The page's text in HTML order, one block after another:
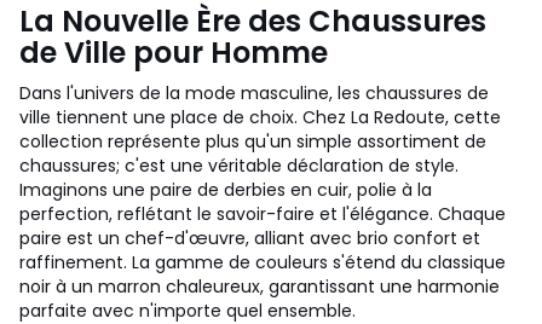
La Nouvelle Ère des Chaussures
de Ville pour Homme
Dans l'univers de la mode masculine, les chaussures de
ville tiennent une place de choix. Chez La Redoute, cette
collection représente plus qu'un simple assortiment de
chaussures; c'est une véritable déclaration de style.
Imaginons une paire de derbies en cuir, polie à la
perfection, reflétant le savoir-faire et l'élégance. Chaque
paire est un chef-d'œuvre, alliant avec brio confort et
raffinement. La gamme de couleurs s'étend du classique
noir à un marron chaleureux, garantissant une harmonie
parfaite avec n'importe quel ensemble.